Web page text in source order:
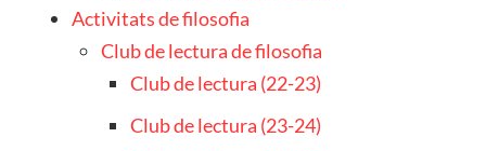
Activitats de filosofia
Club de lectura de filosofia
Club de lectura (22-23)
Club de lectura (23-24)